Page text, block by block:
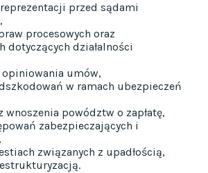
przed sądami
procesowych oraz
dotyczących działalności
umów,
w ramach ubezpieczeń
powództw o zapłatę,
zabezpieczających i
związanych z upadłością,